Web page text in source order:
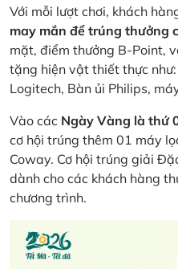
Với mỗi lượt chơi, khách
may mắn để trúng thưởng
mặt, điểm thưởng B-Point,
tặng hiện vật thiết thực
Logitech, Bàn ủi Philips,
Vào các Ngày Vàng là thứ
cơ hội trúng thêm 01 máy
Coway. Cơ hội trúng giải
dành cho các khách hàng
chương trình.